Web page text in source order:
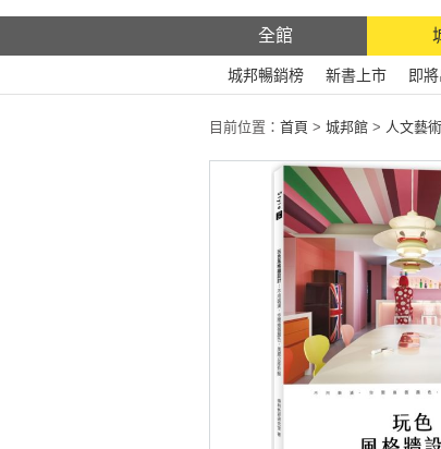
全館
城邦暢銷榜 新書上市 即
目前位置： 首頁 > 城邦館 > 人文藝術